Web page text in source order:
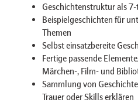
Geschichtenstruktur als
Beispielgeschichten für
Themen
Selbst einsatzbereite
Fertige passende
Märchen-, Film- und
Sammlung von
Trauer oder Skills erklären